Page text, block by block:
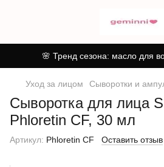
🌸 Тренд сезона: масло для
Уход за лицом Сыворотки и
Сыворотка для лица
Phloretin CF, 30 мл
Артикул: Phloretin CF Оставить отзыв